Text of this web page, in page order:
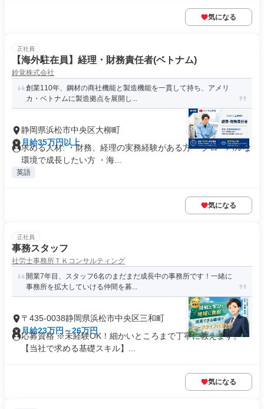
気になる
正社員
【海外駐在員】経理・財務責任者(ベトナム)
鈴覚株式会社
創業110年、鋼材の商社機能と製造機能を一貫して持ち、アメリ
カ・ベトナムに製造拠点を展開し...
静岡県浜松市中央区大柳町
月給35万円以上
求める人材: ・財務、経理の実務経験がある方 ・グローバルな
環境で成長したい方 ・海...
英語
気になる
正社員
事務スタッフ
社労士事務所ＴＫコンサルティング
開業7年目、スタッフ6名のまだまだ成長中の事務所です！一緒に
事務所を拡大していける仲間を募...
〒435-0038静岡県浜松市中央区三和町
月給23万円～26万円
応募資格 ※未経験OK！細かいところまで丁寧に教えます。
【当社で求める基礎スキル】...
気になる